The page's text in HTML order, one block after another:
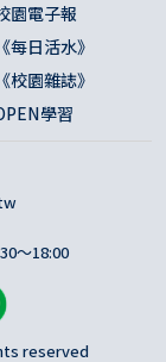
園電子報
《每日活水》
《校園雜誌》
學習
～18:00
reserved